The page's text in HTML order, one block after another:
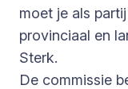
moet je als
provinciaal en
Sterk.
De commissie